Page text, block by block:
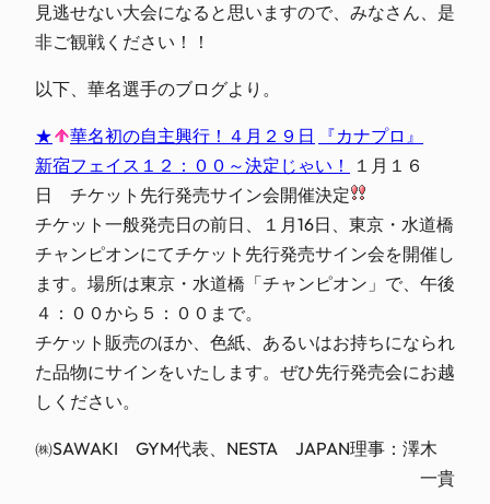
見逃せない大会になると思いますので、みなさん、是
非ご観戦ください！！
以下、華名選手のブログより。
★ 華名初の自主興行！４月２９日
『カナプロ』
新宿フェイス１２：００～決定じゃい！
１月１６
日 チケット先行発売サイン会開催決定
チケット一般発売日の前日、１月16日、東京・水道橋
チャンピオンにてチケット先行発売サイン会を開催し
ます。場所は東京・水道橋「チャンピオン」で、午後
４：００から５：００まで。
チケット販売のほか、色紙、あるいはお持ちになられ
た品物にサインをいたします。ぜひ先行発売会にお越
しください。
㈱SAWAKI GYM代表、NESTA JAPAN理事：澤木
一貴